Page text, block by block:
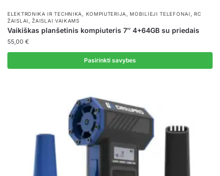
ELEKTRONIKA IR TECHNIKA , KOMPIUTERIJA ,MOBILIEJI TELEFONAI ,RC
ŽAISLAI ,ŽAISLAI VAIKAMS
Vaikiškas planšetinis kompiuteris 7″ 4+64GB su priedais
55,00 €
Pasirinkti savybes